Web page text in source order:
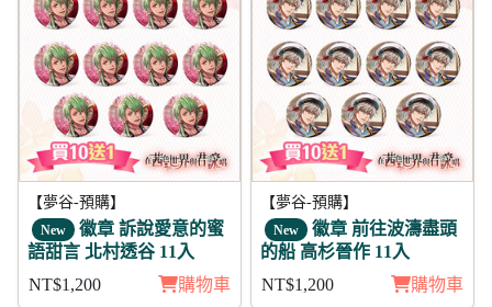
【夢谷-預購】
New 徽章 訴說愛意的蜜
語甜言 北村透谷 11入
NT$1,200
購物車
【夢谷-預購】
New 徽章 前往波濤盡頭
的船 高杉晉作 11入
NT$1,200
購物車